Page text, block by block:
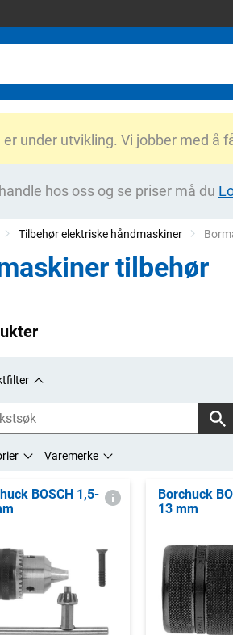
under utvikling. Vi jobber med å
hos oss og se priser må du
Tilbehør elektriske håndmaskiner
tilbehør
Varemerke
BOSCH 1,5-
Borchuck
13 mm